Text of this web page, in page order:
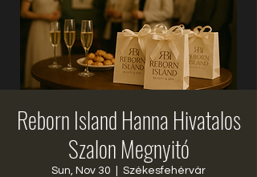
Reborn Island Hanna Hivatalos
Szalon Megnyitó
Sun, Nov 30 Székesfehérvár